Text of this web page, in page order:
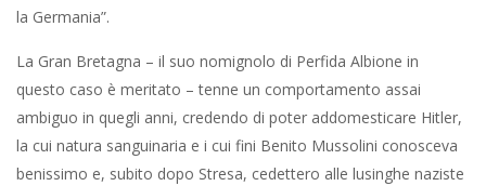
la Germania”.
La Gran Bretagna – il suo nomignolo di Perfida Albione in
questo caso è meritato – tenne un comportamento assai
ambiguo in quegli anni, credendo di poter addomesticare Hitler,
la cui natura sanguinaria e i cui fini Benito Mussolini conosceva
benissimo e, subito dopo Stresa, cedettero alle lusinghe naziste